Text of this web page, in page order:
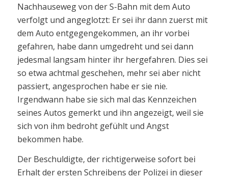
Nachhauseweg von der S-Bahn mit dem Auto
verfolgt und angeglotzt: Er sei ihr dann zuerst mit
dem Auto entgegengekommen, an ihr vorbei
gefahren, habe dann umgedreht und sei dann
jedesmal langsam hinter ihr hergefahren. Dies sei
so etwa achtmal geschehen, mehr sei aber nicht
passiert, angesprochen habe er sie nie.
Irgendwann habe sie sich mal das Kennzeichen
seines Autos gemerkt und ihn angezeigt, weil sie
sich von ihm bedroht gefühlt und Angst
bekommen habe.
Der Beschuldigte, der richtigerweise sofort bei
Erhalt der ersten Schreibens der Polizei in dieser